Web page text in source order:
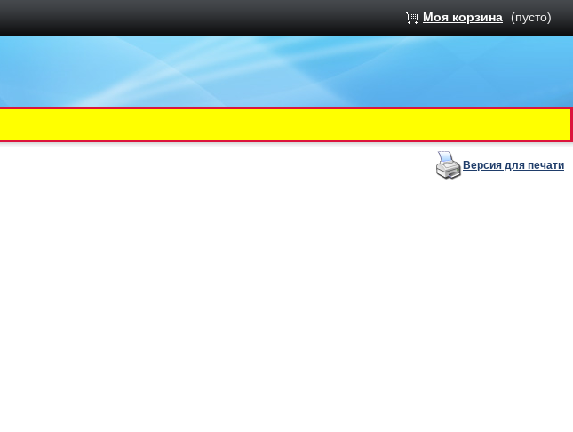
Моя корзина (пусто)
Версия для печати